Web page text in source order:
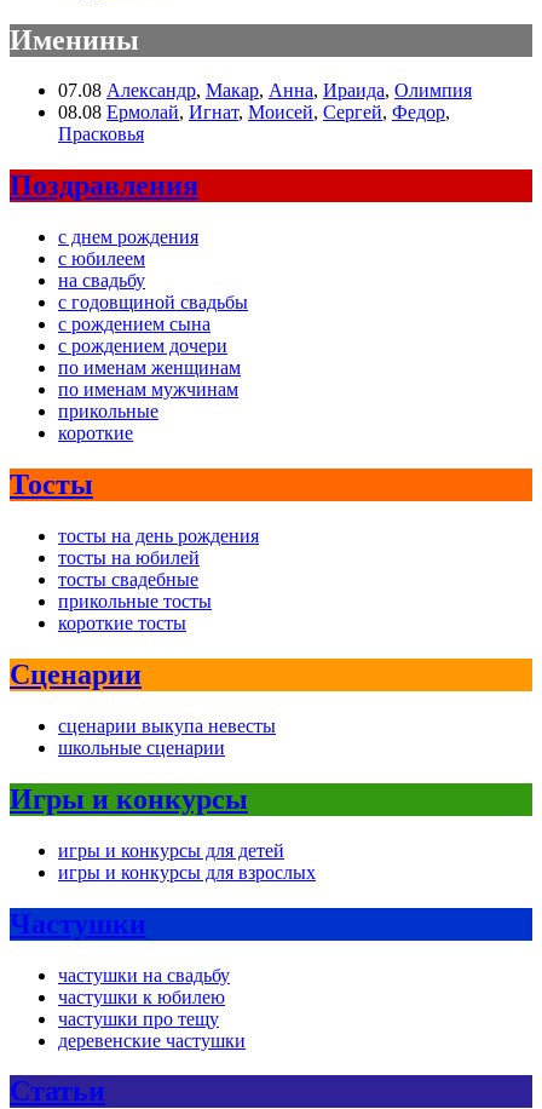
Именины
07.08 Александр, Макар, Анна, Ираида, Олимпия
08.08 Ермолай, Игнат, Моисей, Сергей, Федор,
Прасковья
Поздравления
с днем рождения
с юбилеем
на свадьбу
с годовщиной свадьбы
с рождением сына
с рождением дочери
по именам женщинам
по именам мужчинам
прикольные
короткие
Тосты
тосты на день рождения
тосты на юбилей
тосты свадебные
прикольные тосты
короткие тосты
Сценарии
сценарии выкупа невесты
школьные сценарии
Игры и конкурсы
игры и конкурсы для детей
игры и конкурсы для взрослых
Частушки
частушки на свадьбу
частушки к юбилею
частушки про тещу
деревенские частушки
Статьи